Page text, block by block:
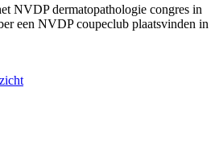
NVDP dermatopathologie congres in
een NVDP coupeclub plaatsvinden in